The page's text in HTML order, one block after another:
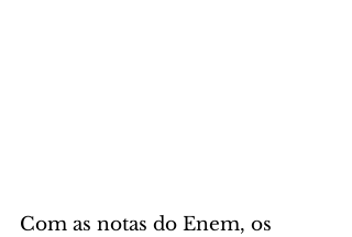
Com as notas do Enem, os